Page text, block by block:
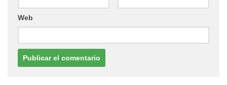
Web